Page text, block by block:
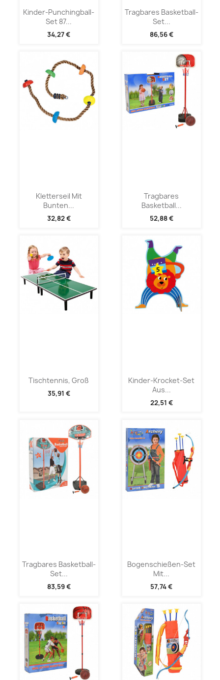
Kinder-Punchingball-
Set 87...
34,27 €
Tragbares Basketball-
Set...
86,56 €
Kletterseil Mit
Bunten...
32,82 €
Tragbares
Basketball...
52,88 €
Tischtennis, Groß
35,91 €
Kinder-Krocket-Set
Aus...
22,51 €
Tragbares Basketball-
Set...
83,59 €
Bogenschießen-Set
Mit...
57,74 €